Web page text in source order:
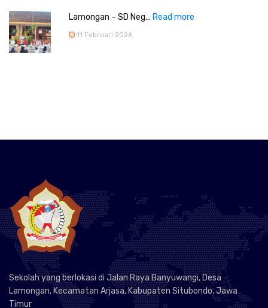
Lamongan – SD Neg... Read more
11 Februari 2026
Sekolah yang berlokasi di Jalan Raya Banyuwangi, Desa
Lamongan, Kecamatan Arjasa, Kabupaten Situbondo, Jawa
Timur